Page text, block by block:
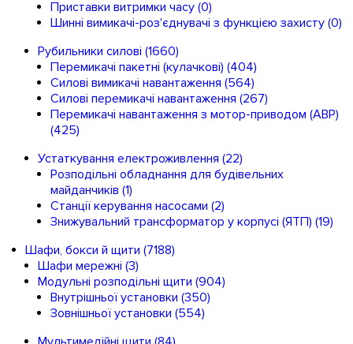
Приставки витримки часу (0)
Шинні вимикачі-роз'єднувачі з функцією захисту (0)
Рубильники силові (1660)
Перемикачі пакетні (кулачкові) (404)
Силові вимикачі навантаження (564)
Cилові перемикачі навантаження (267)
Перемикачі навантаження з мотор-приводом (АВР)
(425)
Устаткування електроживлення (22)
Розподільні обладнання для будівельних
майданчиків (1)
Станції керування насосами (2)
Знижувальний трансформатор у корпусі (ЯТП) (19)
Шафи, бокси й щити (7188)
Шафи мережні (3)
Модульні розподільні щити (904)
Внутрішньої установки (350)
Зовнішньої установки (554)